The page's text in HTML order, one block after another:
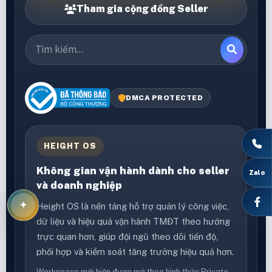
Zalo
Height Media
DIGITAL COMMERCE & MEDIA
Height Media là công ty truyền thông cung cấp
marketing và vận hành thương mại điện tử. Chúng
tôi đồng hành cùng doanh nghiệp để xây dựng,
mở rộng và nâng tầm thương hiệu một cách thực
tế và hiệu quả.
Thông tin doanh nghiệp
Công ty TNHH Thương Mại và Dịch vụ
Truyền Thông Height Media
Mã số thuế: 0110372064
✦